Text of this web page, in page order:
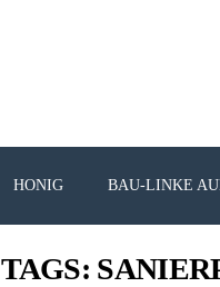
HONIG BAU-LINKE
TAGS: